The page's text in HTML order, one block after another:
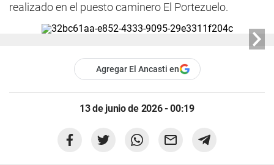
realizado en el puesto caminero El Portezuelo.
Agregar El Ancasti en
13 de junio de 2026 - 00:19